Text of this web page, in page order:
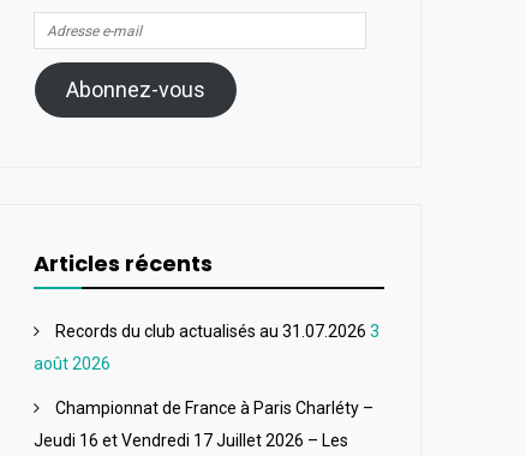
Adresse
e-
mail
Abonnez-vous
Articles récents
Records du club actualisés au 31.07.2026 3
août 2026
Championnat de France à Paris Charléty –
Jeudi 16 et Vendredi 17 Juillet 2026 – Les